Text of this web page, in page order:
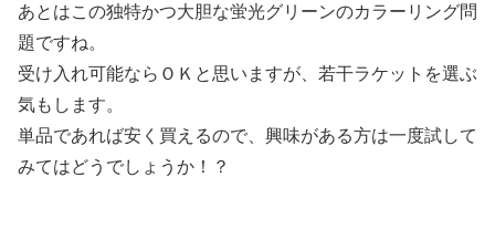
あとはこの独特かつ大胆な蛍光グリーンのカラーリング問
題ですね。
受け入れ可能ならＯＫと思いますが、若干ラケットを選ぶ
気もします。
単品であれば安く買えるので、興味がある方は一度試して
みてはどうでしょうか！？